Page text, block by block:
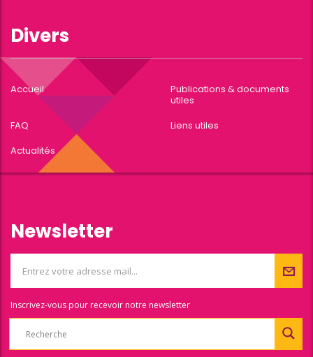
Divers
Accueil
Publications & documents
utiles
FAQ
Liens utiles
Actualités
Newsletter
Inscrivez-vous pour recevoir notre newsletter